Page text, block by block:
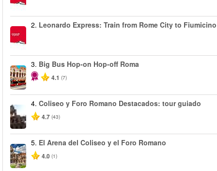
2. Leonardo Express: Train from Rome City to
3. Big Bus Hop-on Hop-off Roma
4.1 (7)
4. Coliseo y Foro Romano Destacados: tour guiado
4.7 (43)
5. El Arena del Coliseo y el Foro Romano
4.0 (1)